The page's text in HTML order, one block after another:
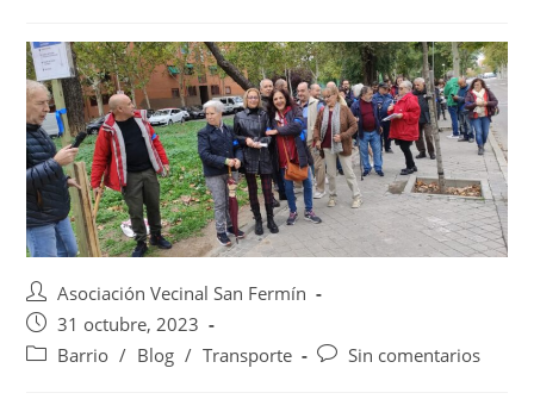
Asociación Vecinal San Fermín
31 octubre, 2023
Barrio / Blog / Transporte Sin comentarios